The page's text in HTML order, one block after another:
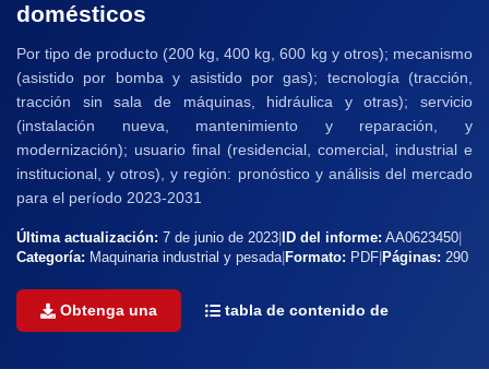
domésticos
Por tipo de producto (200 kg, 400 kg, 600 kg y otros); mecanismo
(asistido por bomba y asistido por gas); tecnología (tracción,
tracción sin sala de máquinas, hidráulica y otras); servicio
(instalación nueva, mantenimiento y reparación, y
modernización); usuario final (residencial, comercial, industrial e
institucional, y otros), y región: pronóstico y análisis del mercado
para el período 2023-2031
Última actualización: 7 de junio de 2023 ID del informe: AA0623450
Categoría: Maquinaria industrial y pesada| Formato: PDF Páginas: 290
Obtenga una tabla de contenido de